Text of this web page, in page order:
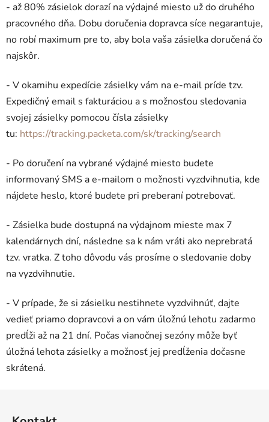
- až 80% zásielok dorazí na výdajné miesto už do druhého
pracovného dňa. Dobu doručenia dopravca síce negarantuje,
no robí maximum pre to, aby bola vaša zásielka doručená čo
najskôr.
- V okamihu expedície zásielky vám na e-mail príde tzv.
Expedičný email s fakturáciou a s možnosťou sledovania
svojej zásielky pomocou čísla zásielky
tu: https://tracking.packeta.com/sk/tracking/search
- Po doručení na vybrané výdajné miesto budete
informovaný SMS a e-mailom o možnosti vyzdvihnutia, kde
nájdete heslo, ktoré budete pri preberaní potrebovať.
- Zásielka bude dostupná na výdajnom mieste max 7
kalendárnych dní, následne sa k nám vráti ako neprebratá
tzv. vratka. Z toho dôvodu vás prosíme o sledovanie doby
na vyzdvihnutie.
- V prípade, že si zásielku nestihnete vyzdvihnúť, dajte
vedieť priamo dopravcovi a on vám úložnú lehotu zadarmo
predĺži až na 21 dní. Počas vianočnej sezóny môže byť
úložná lehota zásielky a možnosť jej predĺženia dočasne
skrátená.